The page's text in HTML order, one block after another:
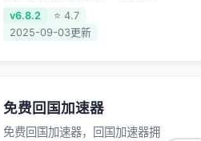
提供高速线路 应用内直达视频
音乐app,快人一步 应用模式
v6.8.2
⭐ 4.7
2025-09-03更新
免费回国加速器
免费回国加速器，回国加速器拥